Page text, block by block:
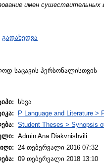
имен сушествительных
გადახედვა
საცავის პერსონალისთვის
სხვა
P Language and Literature >
Student Theses > Synopsis
Admin Ana Diakvnishvili
24 თებერვალი 2016 07:32
09 თებერვალი 2018 13:10